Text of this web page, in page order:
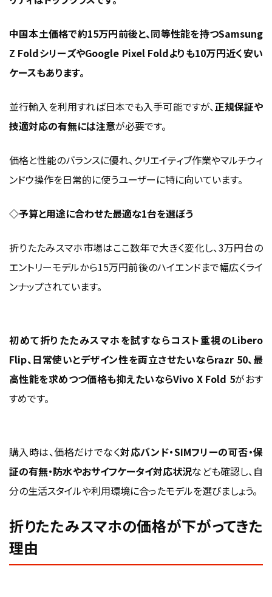
中国本土価格で約15万円前後と、同等性能を持つSamsung
Z FoldシリーズやGoogle Pixel Foldよりも10万円近く安い
ケースもあります。
並行輸入を利用すれば日本でも入手可能ですが、正規保証や
技適対応の有無には注意が必要です。
価格と性能のバランスに優れ、クリエイティブ作業やマルチウィ
ンドウ操作を日常的に使うユーザーに特に向いています。
◇予算と用途に合わせた最適な1台を選ぼう
折りたたみスマホ市場はここ数年で大きく変化し、3万円台の
エントリーモデルから15万円前後のハイエンドまで幅広くライ
ンナップされています。
初めて折りたたみスマホを試すならコスト重視のLibero
Flip、日常使いとデザイン性を両立させたいならrazr 50、最
高性能を求めつつ価格も抑えたいならVivo X Fold 5がおす
すめです。
購入時は、価格だけでなく対応バンド・SIMフリーの可否・保
証の有無・防水やおサイフケータイ対応状況なども確認し、自
分の生活スタイルや利用環境に合ったモデルを選びましょう。
折りたたみスマホの価格が下がってきた
理由